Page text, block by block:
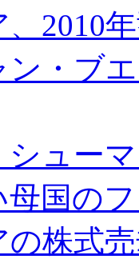
、2010
ン・ブ
シュー
母国の
の株式